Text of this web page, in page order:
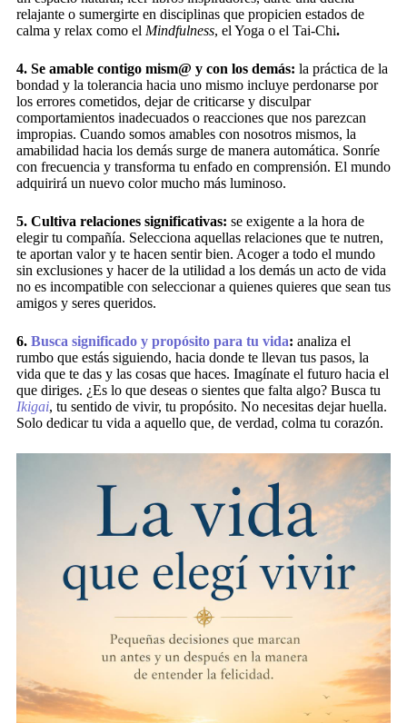
relajante o sumergirte en disciplinas que propicien estados de
calma y relax como el Mindfulness, el Yoga o el Tai-Chi.
4. Se amable contigo mism@ y con los demás: la práctica de la
bondad y la tolerancia hacia uno mismo incluye perdonarse por
los errores cometidos, dejar de criticarse y disculpar
comportamientos inadecuados o reacciones que nos parezcan
impropias. Cuando somos amables con nosotros mismos, la
amabilidad hacia los demás surge de manera automática. Sonríe
con frecuencia y transforma tu enfado en comprensión. El mundo
adquirirá un nuevo color mucho más luminoso.
5. Cultiva relaciones significativas: se exigente a la hora de
elegir tu compañía. Selecciona aquellas relaciones que te nutren,
te aportan valor y te hacen sentir bien. Acoger a todo el mundo
sin exclusiones y hacer de la utilidad a los demás un acto de vida
no es incompatible con seleccionar a quienes quieres que sean tus
amigos y seres queridos.
6. Busca significado y propósito para tu vida: analiza el
rumbo que estás siguiendo, hacia donde te llevan tus pasos, la
vida que te das y las cosas que haces. Imagínate el futuro hacia el
que diriges. ¿Es lo que deseas o sientes que falta algo? Busca tu
Ikigai, tu sentido de vivir, tu propósito. No necesitas dejar huella.
Solo dedicar tu vida a aquello que, de verdad, colma tu corazón.